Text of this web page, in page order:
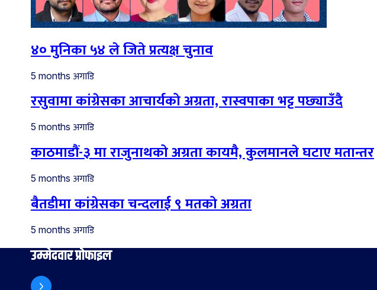
४० मुनिका ५४ ले जिते प्रत्यक्ष चुनाव
5 months अगाडि
रसुवामा कांग्रेसका आचार्यको अग्रता, रास्वपाका भट्ट पछ्याउँदै
5 months अगाडि
काठमाडौं-३ मा राजुनाथको अग्रता कायमै, कुलमानले घटाए मतान्तर
5 months अगाडि
बैतडीमा कांग्रेसका चन्दलाई ९ मतको अग्रता
5 months अगाडि
उम्मेदवार प्रोफाइल